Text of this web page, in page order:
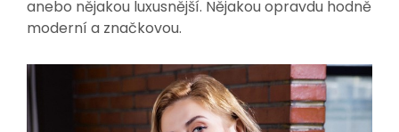
anebo nějakou luxusnější. Nějakou opravdu hodně
moderní a značkovou.